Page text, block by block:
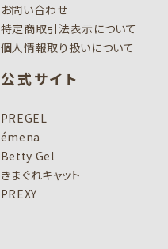
お問い合わせ
特定商取引法表示について
個人情報取り扱いについて
公式サイト
PREGEL
émena
Betty Gel
きまぐれキャット
PREXY